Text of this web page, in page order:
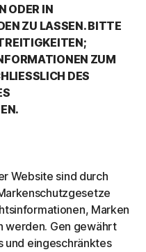
ODER IN
ZU LASSEN. BITTE
ZUM
DES
Website sind durch
Marken
werden. Gen gewährt
und eingeschränktes